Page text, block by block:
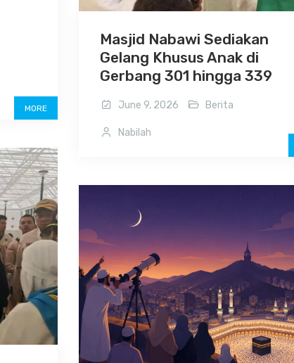
MORE
Masjid Nabawi Sediakan
Gelang Khusus Anak di
Gerbang 301 hingga 339
June 9, 2026 Berita
Nabilah